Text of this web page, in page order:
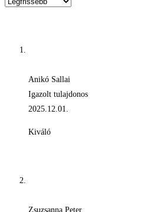
Anikó Sallai
Igazolt tulajdonos
2025.12.01.
Kiváló
Zsuzsanna Peter